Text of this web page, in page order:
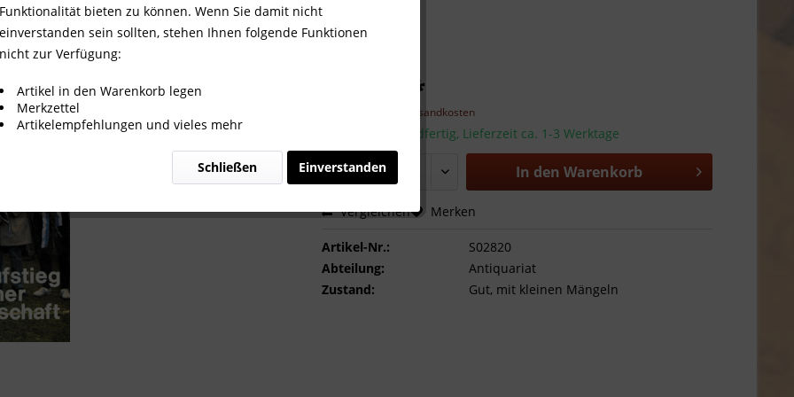
Dorfmannschaft.
24,00 € *
zzgl. Versandkosten
Sofort versandfertig, Lieferzeit ca. 1-3 Werktage
In den Warenkorb
Vergleichen Merken
Artikel-Nr.:
S02820
Abteilung:
Antiquariat
Zustand:
Gut, mit kleinen Mängeln
Funktionalität bieten zu können. Wenn Sie damit nicht
einverstanden sein sollten, stehen Ihnen folgende Funktionen
nicht zur Verfügung:
Artikel in den Warenkorb legen
Merkzettel
Artikelempfehlungen und vieles mehr
Einverstanden
Schließen